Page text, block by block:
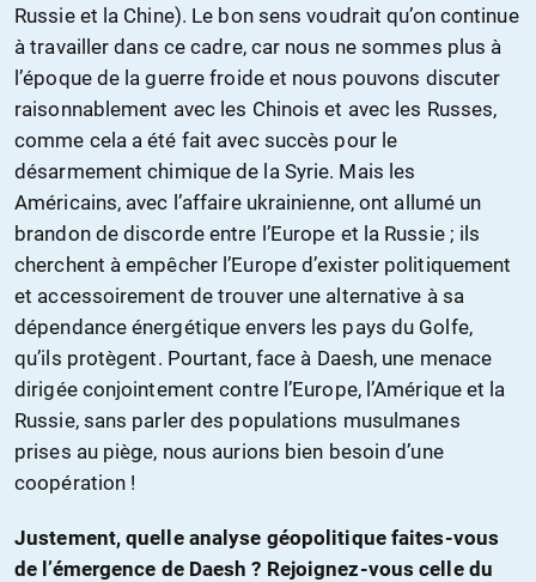
Russie et la Chine). Le bon sens voudrait qu’on continue
à travailler dans ce cadre, car nous ne sommes plus à
l’époque de la guerre froide et nous pouvons discuter
raisonnablement avec les Chinois et avec les Russes,
comme cela a été fait avec succès pour le
désarmement chimique de la Syrie. Mais les
Américains, avec l’affaire ukrainienne, ont allumé un
brandon de discorde entre l’Europe et la Russie ; ils
cherchent à empêcher l’Europe d’exister politiquement
et accessoirement de trouver une alternative à sa
dépendance énergétique envers les pays du Golfe,
qu’ils protègent. Pourtant, face à Daesh, une menace
dirigée conjointement contre l’Europe, l’Amérique et la
Russie, sans parler des populations musulmanes
prises au piège, nous aurions bien besoin d’une
coopération !
Justement, quelle analyse géopolitique faites-vous
de l’émergence de Daesh ? Rejoignez-vous celle du